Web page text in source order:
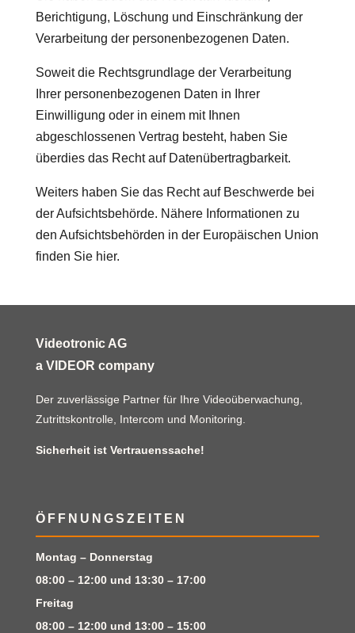
Berichtigung, Löschung und Einschränkung der
Verarbeitung der personenbezogenen Daten.
Soweit die Rechtsgrundlage der Verarbeitung
Ihrer personenbezogenen Daten in Ihrer
Einwilligung oder in einem mit Ihnen
abgeschlossenen Vertrag besteht, haben Sie
überdies das Recht auf Datenübertragbarkeit.
Weiters haben Sie das Recht auf Beschwerde bei
der Aufsichtsbehörde. Nähere Informationen zu
den Aufsichtsbehörden in der Europäischen Union
finden Sie hier.
Videotronic AG
a VIDEOR company
Der zuverlässige Partner für Ihre Videoüberwachung,
Zutrittskontrolle, Intercom und Monitoring.
Sicherheit ist Vertrauenssache!
ÖFFNUNGSZEITEN
Montag – Donnerstag
08:00 – 12:00 und 13:30 – 17:00
Freitag
08:00 – 12:00 und 13:00 – 15:00